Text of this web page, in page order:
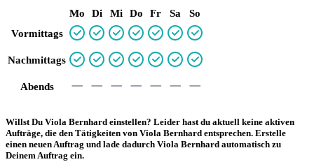
Mo Di Mi Do Fr Sa
So
Vormittags
Nachmittags
Abends
Willst Du Viola Bernhard einstellen? Leider hast du aktuell keine aktiven
Aufträge, die den Tätigkeiten von Viola Bernhard entsprechen. Erstelle
einen neuen Auftrag und lade dadurch Viola Bernhard automatisch zu
Deinem Auftrag ein.